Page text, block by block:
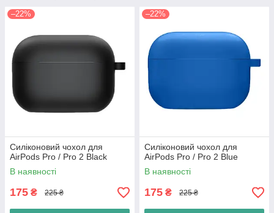
–22%
Силіконовий чохол для
AirPods Pro / Pro 2 Black
В наявності
175 ₴ 225 ₴
–22%
Силіконовий чохол для
AirPods Pro / Pro 2 Blue
В наявності
175 ₴ 225 ₴